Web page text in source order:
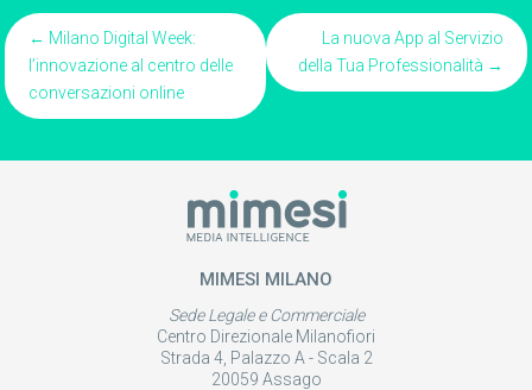
Posts
navigation
← Milano Digital Week:
l’innovazione al centro delle
conversazioni online
La nuova App al Servizio
della Tua Professionalità →
MIMESI MILANO
Sede Legale e Commerciale
Centro Direzionale Milanofiori
Strada 4, Palazzo A - Scala 2
20059 Assago